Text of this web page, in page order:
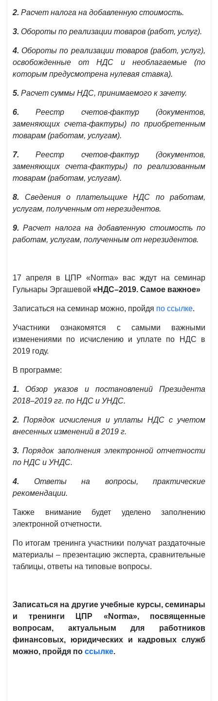
2. Расчет налога на добавленную стоимость.
3. Обороты по реализации товаров (работ, услуг).
4. Обороты по реализации товаров (работ, услуг),
освобожденные от НДС и необлагаемые (по
которым предусмотрена нулевая ставка).
5. Расчет суммы НДС, принимаемого к зачету.
6. Реестр счетов-фактур (документов,
заменяющих счета-фактуры) по приобретенным
товарам (работам, услугам).
7. Реестр счетов-фактур (документов,
заменяющих счета-фактуры) по реализованным
товарам (работам, услугам).
8. Сведения о плательщике НДС по работам,
услугам, полученным от нерезидентов.
9. Расчет налога на добавленную стоимость по
работам, услугам, полученным от нерезидентов.
17 апреля в ЦПР «Norma» вас ждут на семинар
Гульнары Эргашевой «НДС–2019. Самое важное»
Записаться на семинар можно, пройдя по ссылке.
Участники ознакомятся с самыми важными
изменениями по исчислению и уплате по НДС в
2019 году.
В программе:
1. Обзор указов и постановлений Президента
2018–2019 гг. по НДС и УНДС.
2. Порядок исчисления и уплаты НДС с учетом
внесенных изменений в 2019 г.
3. Порядок заполнения электронной отчетности
по НДС и УНДС.
4. Ответы на вопросы, практические
рекомендации.
Также внимание будет уделено заполнению
электронной отчетности.
По итогам тренинга участники получат раздаточные
материалы – презентацию эксперта, сравнительные
таблицы, ответы на типовые вопросы.
Записаться на другие учебные курсы, семинары
и тренинги ЦПР «Norma», посвященные
вопросам, актуальным для работников
финансовых, юридических и кадровых служб
можно, пройдя по ссылке.